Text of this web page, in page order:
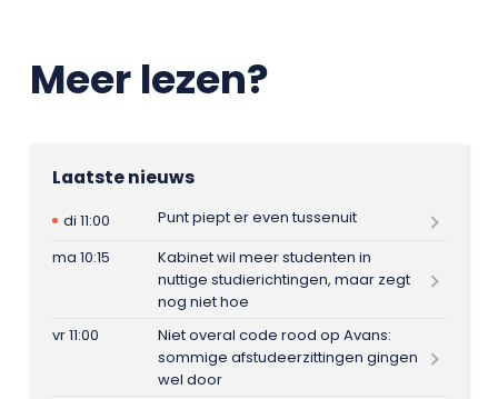
Meer lezen?
Laatste nieuws
di 11:00
Punt piept er even tussenuit
ma 10:15
Kabinet wil meer studenten in
nuttige studierichtingen, maar zegt
nog niet hoe
vr 11:00
Niet overal code rood op Avans:
sommige afstudeerzittingen gingen
wel door